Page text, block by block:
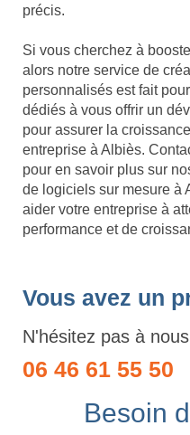
précis.
Si vous cherchez à
alors notre service de
personnalisés est fait
dédiés à vous offrir un
pour assurer la
entreprise à Albiès.
pour en savoir plus sur
de logiciels sur mesure à
aider votre entreprise à
performance et de
Vous avez un
N'hésitez pas à
06 46 61 55 50
Besoin